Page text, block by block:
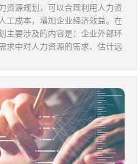
资源规划，可以合理利用人力资
工成本，增加企业经济效益。在
主要涉及的内容是：企业外部环
求中对人力资源的需求、估计远